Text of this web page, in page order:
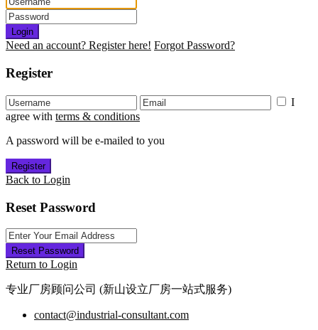
Login
Need an account? Register here! Forgot Password?
Register
I
agree with terms & conditions
A password will be e-mailed to you
Register
Back to Login
Reset Password
Reset Password
Return to Login
专业厂房顾问公司 (新山设立厂房一站式服务)
contact@industrial-consultant.com